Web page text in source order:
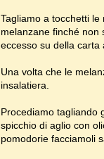
Tagliamo a tocchetti
melanzane finché non
eccesso su della carta
Una volta che le
insalatiera.
Procediamo tagliando
spicchio di aglio con
pomodorie facciamoli